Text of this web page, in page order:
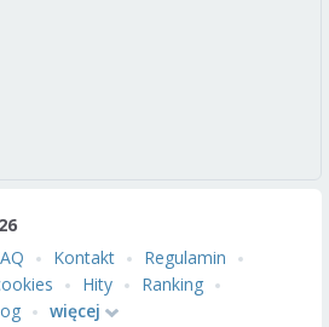
Kontakt
Regulamin
Hity
Ranking
więcej